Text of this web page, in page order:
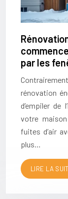
par les
rénovation
d’empiler de
votre
fuites d’air
plus…
LIRE LA